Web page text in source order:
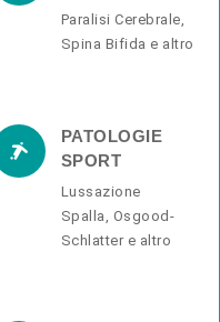
Paralisi Cerebrale,
Spina Bifida e altro
PATOLOGIE
SPORT
Lussazione
Spalla, Osgood-
Schlatter e altro